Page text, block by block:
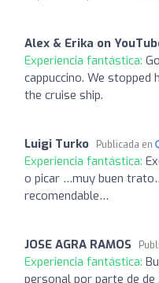
Alex & Erika on
Experiencia fantástica:
cappuccino. We
the cruise ship.
Luigi Turko Publicada en
Experiencia fantástica:
o picar …muy buen
recomendable…
JOSE AGRA RAMOS
Experiencia fantástica:
personal por parte de